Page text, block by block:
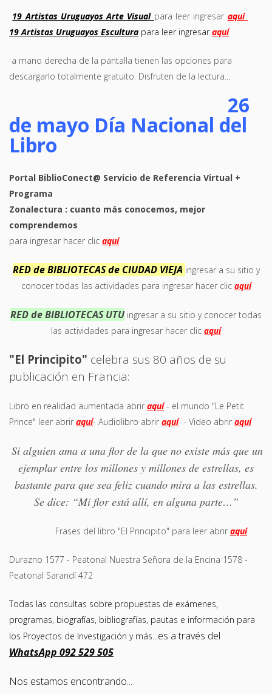
19 Artistas Uruguayos Arte Visual para leer ingresar aquí
19 Artistas Uruguayos Escultura para leer ingresaraquí
a mano derecha de la pantalla tienen las opciones para
descargarlo totalmente gratuito. Disfruten de la lectura...
26
de mayo Día Nacional del
Libro
Portal BiblioConect@ Servicio de Referencia Virtual +
Programa
Zonalectura : cuanto más conocemos, mejor
comprendemos
para ingresar hacer clic aquí
RED de BIBLIOTECAS de CIUDAD VIEJA ingresar a su sitio y
conocer todas las actividades para ingresar hacer clic aquí
RED de BIBLIOTECAS UTU ingresar a su sitio y conocer todas
las actividades para ingresar hacer clic aquí
"El Principito" celebra sus 80 años de su
publicación en Francia:
Libro en realidad aumentada abrir aquí- el mundo "Le Petit
Prince" leer abrir aquí- Audiolibro abrir aquí - Video abrir aquí
Si alguien ama a una flor de la que no existe más que un
ejemplar entre los millones y millones de estrellas, es
bastante para que sea feliz cuando mira a las estrellas.
Se dice: “Mi flor está allí, en alguna parte…”
Frases del libro "El Principito" para leer abrir aquí
Durazno 1577 - Peatonal Nuestra Señora de la Encina 1578 -
Peatonal Sarandí 472
Todas las consultas sobre propuestas de exámenes,
programas, biografías, bibliografías, pautas e información para
los Proyectos de Investigación y más...es a través del
WhatsApp 092 529 505
Nos estamos encontrando...